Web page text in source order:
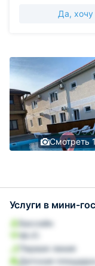
Да, хочу
Смотреть
Услуги в мини-
Бассейн
Wi-Fi
Первая линия
Детская